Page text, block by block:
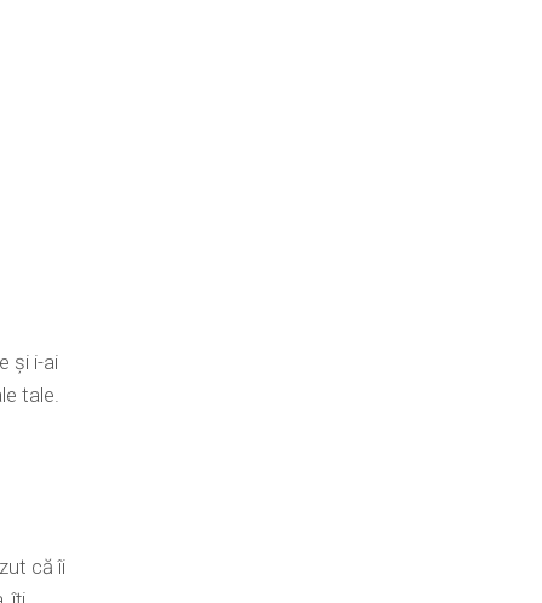
și i-ai
tale.
că îi